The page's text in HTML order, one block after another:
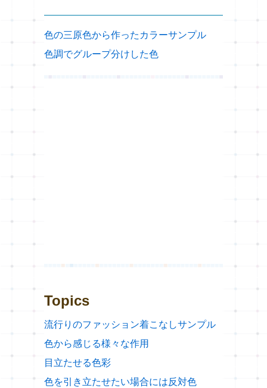
色の三原色から作ったカラーサンプル
色調でグループ分けした色
Topics
流行りのファッション着こなしサンプル
色から感じる様々な作用
目立たせる色彩
色を引き立たせたい場合には反対色